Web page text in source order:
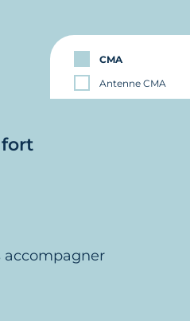
CMA
Antenne CMA
fort
accompagner